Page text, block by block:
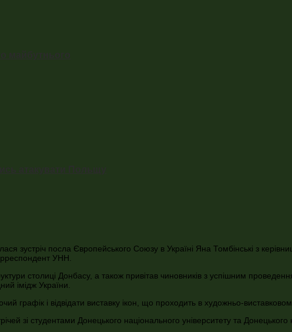
зустріч посла Європейського Союзу в Україні Яна Томбінські з
УНН.
столиці Донбасу, а також привітав чиновників з успішним
імідж України.
графік і відвідати виставку ікон, що проходить в художньо-
зі студентами Донецького національного університету та Донецького